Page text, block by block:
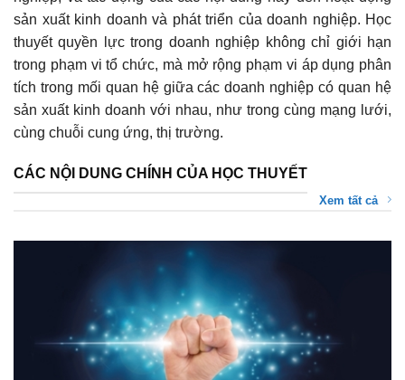
sản xuất kinh doanh và phát triển của doanh nghiệp. Học
thuyết quyền lực trong doanh nghiệp không chỉ giới hạn
trong phạm vi tổ chức, mà mở rộng phạm vi áp dụng phân
tích trong mối quan hệ giữa các doanh nghiệp có quan hệ
sản xuất kinh doanh với nhau, như trong cùng mạng lưới,
cùng chuỗi cung ứng, thị trường.
CÁC NỘI DUNG CHÍNH CỦA HỌC THUYẾT
Xem tất cả